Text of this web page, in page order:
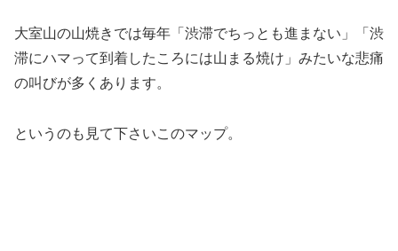
大室山の山焼きでは毎年「渋滞でちっとも進まない」「渋
滞にハマって到着したころには山まる焼け」みたいな悲痛
の叫びが多くあります。
というのも見て下さいこのマップ。